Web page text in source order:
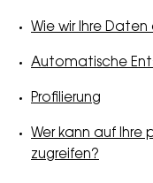
Wie wir Ihre
Automatische
Profilierung
Wer kann auf
zugreifen?